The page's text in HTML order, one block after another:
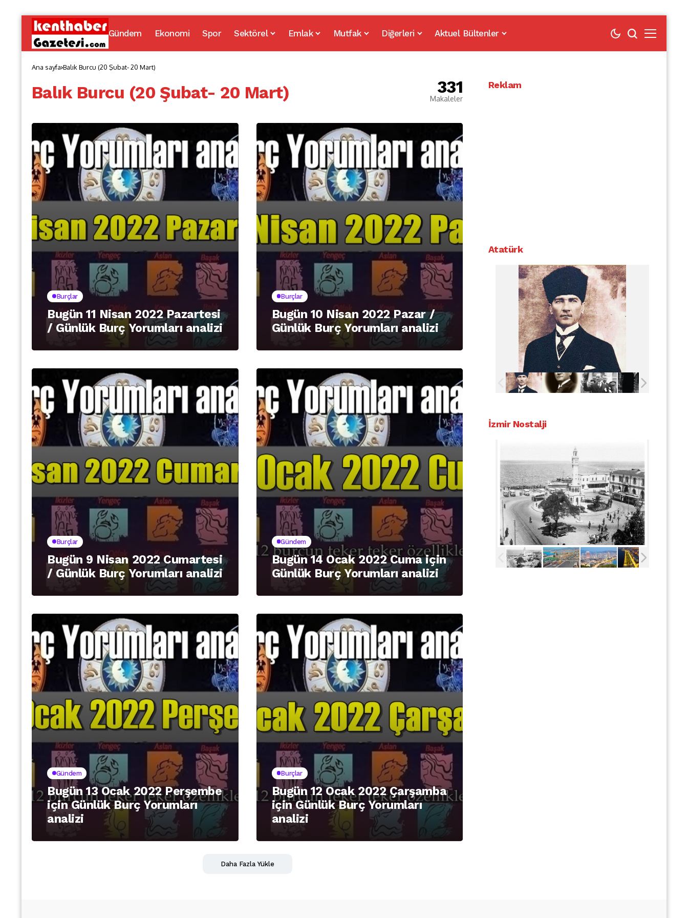
Gündem Ekonomi Spor Sektörel Emlak Mutfak Diğerleri Aktuel Bültenler
Ana sayfa Balık Burcu (20 Şubat- 20 Mart)
Balık Burcu (20 Şubat- 20 Mart) 331
Makaleler
Burçlar
Bugün 11 Nisan 2022 Pazartesi
/ Günlük Burç Yorumları analizi
Burçlar
Bugün 10 Nisan 2022 Pazar /
Günlük Burç Yorumları analizi
Burçlar
Bugün 9 Nisan 2022 Cumartesi
/ Günlük Burç Yorumları analizi
Gündem
Bugün 14 Ocak 2022 Cuma için
Günlük Burç Yorumları analizi
Gündem
Bugün 13 Ocak 2022 Perşembe
için Günlük Burç Yorumları
analizi
Burçlar
Bugün 12 Ocak 2022 Çarşamba
için Günlük Burç Yorumları
analizi
Daha Fazla Yükle
Reklam
Atatürk
İzmir Nostalji